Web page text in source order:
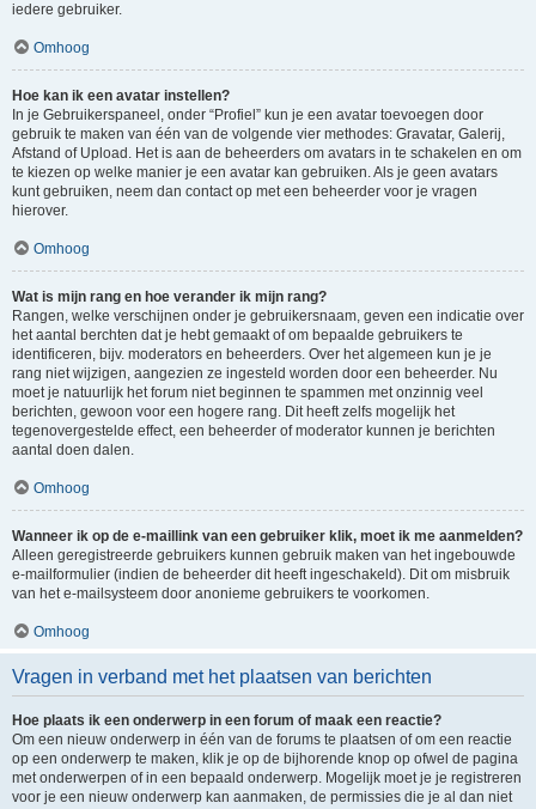
iedere gebruiker.
Omhoog
Hoe kan ik een avatar instellen?
In je Gebruikerspaneel, onder “Profiel” kun je een avatar toevoegen door
gebruik te maken van één van de volgende vier methodes: Gravatar, Galerij,
Afstand of Upload. Het is aan de beheerders om avatars in te schakelen en om
te kiezen op welke manier je een avatar kan gebruiken. Als je geen avatars
kunt gebruiken, neem dan contact op met een beheerder voor je vragen
hierover.
Omhoog
Wat is mijn rang en hoe verander ik mijn rang?
Rangen, welke verschijnen onder je gebruikersnaam, geven een indicatie over
het aantal berchten dat je hebt gemaakt of om bepaalde gebruikers te
identificeren, bijv. moderators en beheerders. Over het algemeen kun je je
rang niet wijzigen, aangezien ze ingesteld worden door een beheerder. Nu
moet je natuurlijk het forum niet beginnen te spammen met onzinnig veel
berichten, gewoon voor een hogere rang. Dit heeft zelfs mogelijk het
tegenovergestelde effect, een beheerder of moderator kunnen je berichten
aantal doen dalen.
Omhoog
Wanneer ik op de e-maillink van een gebruiker klik, moet ik me aanmelden?
Alleen geregistreerde gebruikers kunnen gebruik maken van het ingebouwde
e-mailformulier (indien de beheerder dit heeft ingeschakeld). Dit om misbruik
van het e-mailsysteem door anonieme gebruikers te voorkomen.
Omhoog
Vragen in verband met het plaatsen van berichten
Hoe plaats ik een onderwerp in een forum of maak een reactie?
Om een nieuw onderwerp in één van de forums te plaatsen of om een reactie
op een onderwerp te maken, klik je op de bijhorende knop op ofwel de pagina
met onderwerpen of in een bepaald onderwerp. Mogelijk moet je je registreren
voor je een nieuw onderwerp kan aanmaken, de permissies die je al dan niet